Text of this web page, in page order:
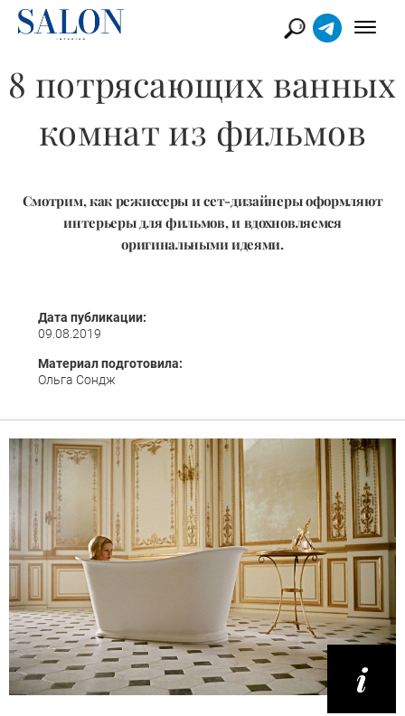
8 потрясающих ванных
комнат из фильмов
Смотрим, как режиссеры и сет-дизайнеры оформляют
интерьеры для фильмов, и вдохновляемся
оригинальными идеями.
Дата публикации:
09.08.2019
Материал подготовила:
Ольга Сондж